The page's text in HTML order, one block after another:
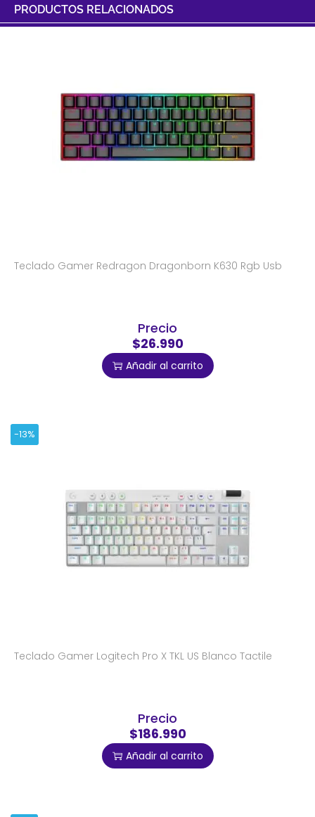
PRODUCTOS RELACIONADOS
Teclado Gamer Redragon Dragonborn K630 Rgb Usb
Precio
$26.990
Añadir al carrito
-13%
Teclado Gamer Logitech Pro X TKL US Blanco Tactile
Precio
$186.990
Añadir al carrito